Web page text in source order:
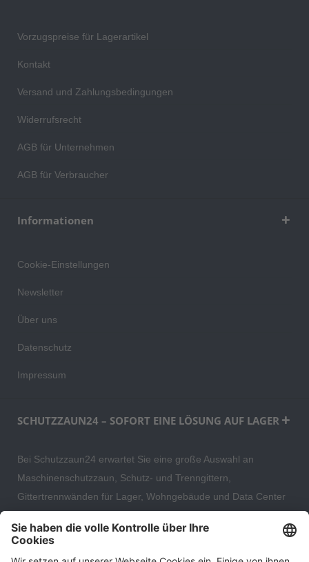
Vorzugspreise für Lagerartikel
Kontakt
Versand und Zahlungsbedingungen
Widerrufsrecht
AGB für Unternehmen
AGB für Verbraucher
Informationen
Cookie-Einstellungen
Newsletter
Über uns
Datenschutz
Impressum
SCHUTZZAUN24 – SOFORT EINE LÖSUNG AUF LAGER
Bei Schutzzaun24 erwartet Sie eine große Auswahl an
Maschinenschutzzaun, Schutz- und Trenngittern,
Gittertrennwänden für Lager, Wohngebäude und Data Center
hochwertige Gartenzäune und Zaunsysteme für die sichere